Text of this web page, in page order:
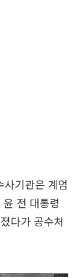
사기관은 계엄
전 대통령
다가 공수처